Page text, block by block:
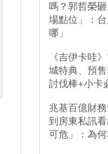
嗎？郭哲榮
場點位」：
哪」
《吉伊卡哇
城特典、預
討伐棒+小卡
兆基百億財
到房東私訊
可危」：為